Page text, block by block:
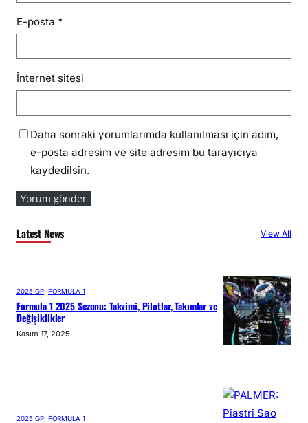
E-posta *
İnternet sitesi
Daha sonraki yorumlarımda kullanılması için adım,
e-posta adresim ve site adresim bu tarayıcıya
kaydedilsin.
Latest News View All
2025 GP FORMULA 1
Formula 1 2025 Sezonu: Takvimi, Pilotlar, Takımlar ve
Değişiklikler
Kasım 17, 2025
2025 GP FORMULA 1